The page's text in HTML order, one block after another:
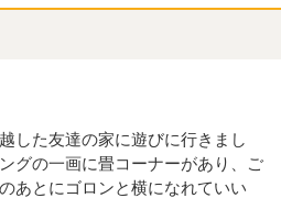
した友達の家に遊びに行きまし
グの一画に畳コーナーがあり、ご
あとにゴロンと横になれていい